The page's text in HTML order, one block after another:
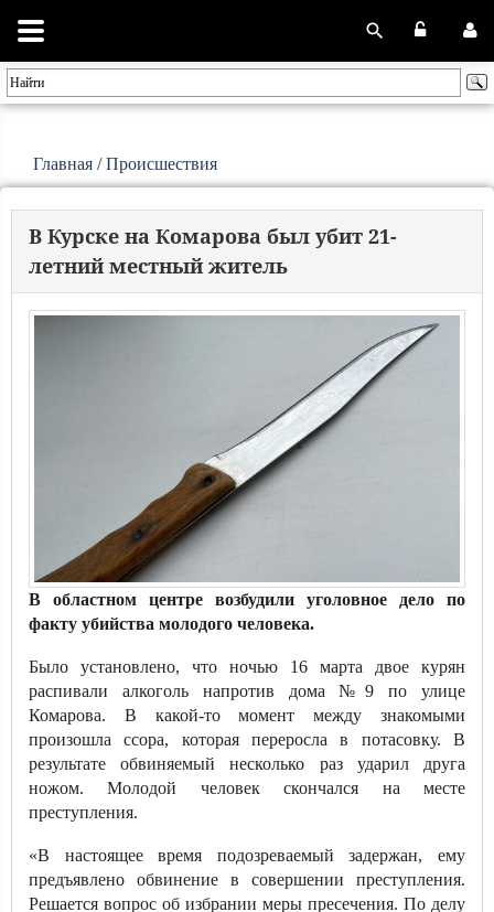
Главная /Происшествия
В Курске на Комарова был убит 21-
летний местный житель
В областном центре возбудили уголовное дело по
факту убийства молодого человека.
Было установлено, что ночью 16 марта двое курян
распивали алкоголь напротив дома №9 по улице
Комарова. В какой-то момент между знакомыми
произошла ссора, которая переросла в потасовку. В
результате обвиняемый несколько раз ударил друга
ножом. Молодой человек скончался на месте
преступления.
«В настоящее время подозреваемый задержан, ему
предъявлено обвинение в совершении преступления.
Решается вопрос об избрании меры пресечения. По делу